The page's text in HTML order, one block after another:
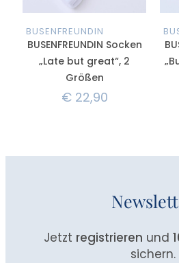
BUSENFREUNDIN
BUSENFREUNDIN Socken
„Late but great“, 2
Größen
€22,90
Jetzt registrieren und
sichern.